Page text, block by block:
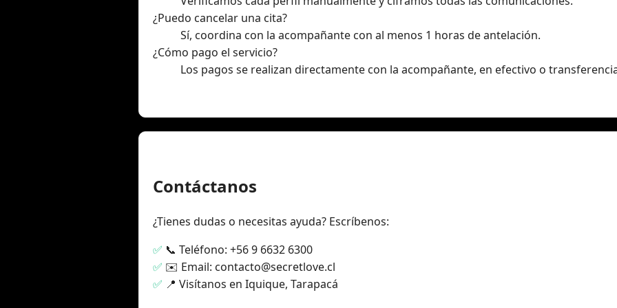
¿Puedo cancelar una cita?
Sí, coordina con la acompañante con al menos 1 horas de antelación.
¿Cómo pago el servicio?
Los pagos se realizan directamente con la acompañante, en efectivo o
Contáctanos
¿Tienes dudas o necesitas ayuda? Escríbenos:
📞 Teléfono: +56 9 6632 6300
✉️ Email: contacto@secretlove.cl
📍 Visítanos en Iquique, Tarapacá